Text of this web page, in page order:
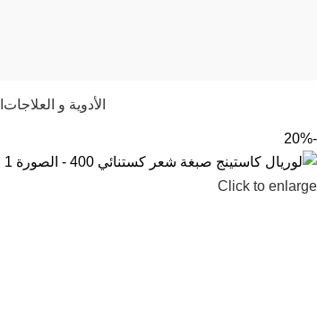
الأدوية و العلاجات
-20%
Click to enlarge